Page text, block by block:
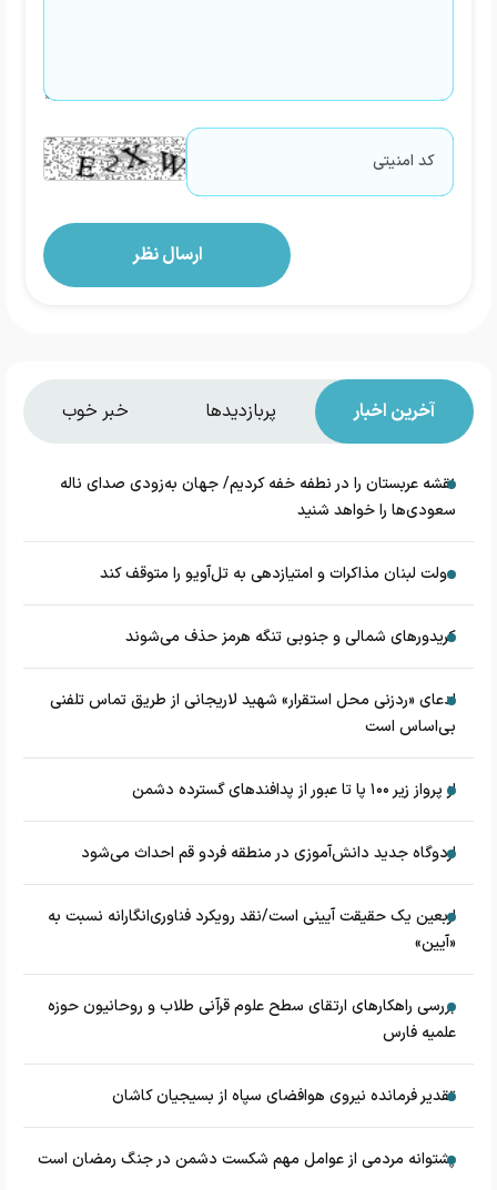
آخرین اخبار پربازدیدها خبر خوب
نقشه عربستان را در نطفه خفه کردیم/ جهان به‌زودی صدای ناله
سعودی‌ها را خواهد شنید
دولت لبنان مذاکرات و امتیازدهی به تل‌آویو را متوقف کند
کریدورهای شمالی و جنوبی تنگه هرمز حذف می‌شوند
ادعای «ردزنی محل استقرار» شهید لاریجانی از طریق تماس تلفنی
بی‌اساس است
از پرواز زیر ۱۰۰ پا تا عبور از پدافند‌های گسترده دشمن
اردوگاه جدید دانش‌آموزی در منطقه فردو قم احداث می‌شود
اربعین یک حقیقت آیینی است/نقد رویکرد فناوری‌انگارانه نسبت به
«آیین»
بررسی راهکارهای ارتقای سطح علوم قرآنی طلاب و روحانیون حوزه
علمیه فارس
تقدیر فرمانده نیروی هوافضای سپاه از بسیجیان کاشان
پشتوانه مردمی از عوامل مهم شکست دشمن در جنگ رمضان است